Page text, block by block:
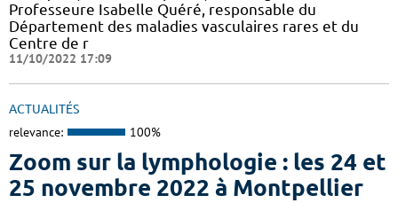
Professeure Isabelle Quéré, responsable du
Département des maladies vasculaires rares et du
Centre de r
11/10/2022 17:09
ACTUALITÉS
relevance: 100%
Zoom sur la lymphologie : les 24 et
25 novembre 2022 à Montpellier